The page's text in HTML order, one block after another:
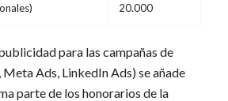
20.000
para las campañas de
, Meta Ads, LinkedIn Ads) se añade
parte de los honorarios de la